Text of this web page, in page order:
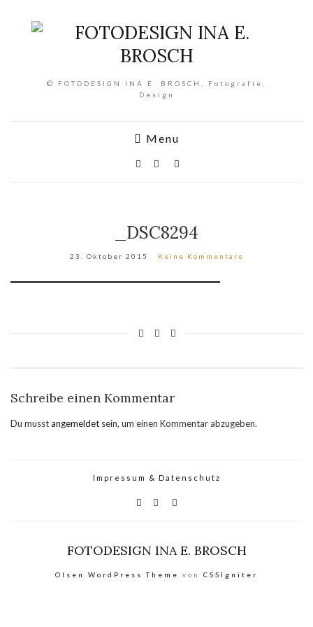
© FOTODESIGN INA E. BROSCH, Fotografie,
Design
Menu
_DSC8294
23. Oktober 2015 Keine Kommentare
Schreibe einen Kommentar
Du musstangemeldet sein, um einen Kommentar abzugeben.
Impressum & Datenschutz
FOTODESIGN INA E. BROSCH
Olsen WordPress Theme von CSSIgniter